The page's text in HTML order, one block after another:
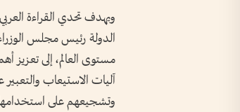
ويهدف تحدي القراءة
مستوى العالم، إلى تعزيز
آليات الاستيعاب
وتشجيعهم على استخدامها